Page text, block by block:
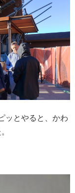
ッとやると、かわ